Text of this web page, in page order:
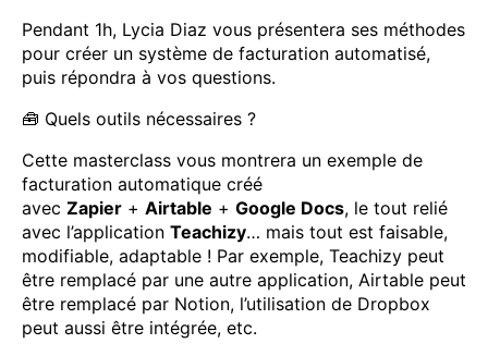
Pendant 1h, Lycia Diaz vous présentera ses méthodes
pour créer un système de facturation automatisé,
puis répondra à vos questions.
🧰 Quels outils nécessaires ?
Cette masterclass vous montrera un exemple de
facturation automatique créé
avec Zapier + Airtable + Google Docs, le tout relié
avec l’application Teachizy… mais tout est faisable,
modifiable, adaptable ! Par exemple, Teachizy peut
être remplacé par une autre application, Airtable peut
être remplacé par Notion, l’utilisation de Dropbox
peut aussi être intégrée, etc.